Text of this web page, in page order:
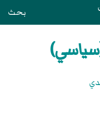
بحث